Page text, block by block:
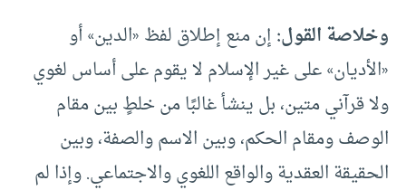
وخلاصة القول:إن منع إطلاق لفظ «الدين» أو
«الأديان» على غير الإسلام لا يقوم على أساس لغوي
ولا قرآني متين، بل ينشأ غالبًا من خلطٍ بين مقام
الوصف ومقام الحكم، وبين الاسم والصفة، وبين
الحقيقة العقدية والواقع اللغوي والاجتماعي. وإذا لم